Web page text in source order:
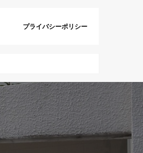
プライバシーポリシー